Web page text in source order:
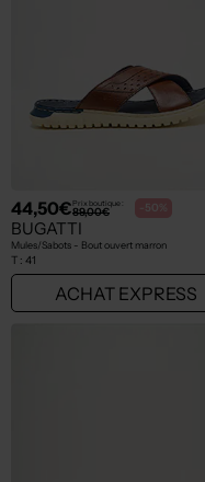
44,50€Prix boutique :
89,00€ -50%
BUGATTI
Mules/Sabots - Bout ouvert marron
T : 41
ACHAT EXPRESS